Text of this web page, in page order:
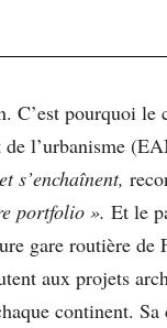
C’est pourquoi le
de l’urbanisme
s’enchaînent,
portfolio ». Et le
gare routière de
aux projets
continent.